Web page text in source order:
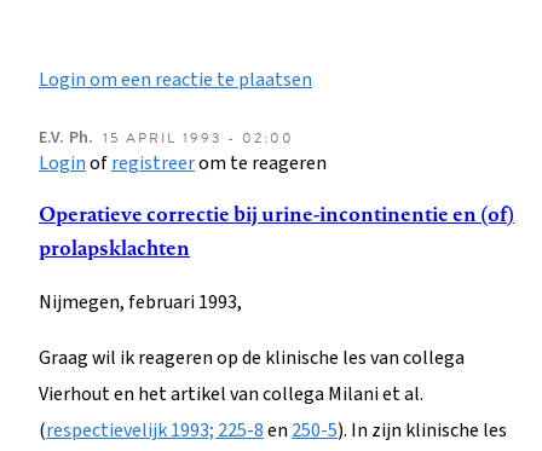
Login om een reactie te plaatsen
E.V. Ph. 15 APRIL 1993 - 02:00
Loginofregistreerom te reageren
Operatieve correctie bij urine-incontinentie en (of)
prolapsklachten
Nijmegen, februari 1993,
Graag wil ik reageren op de klinische les van collega
Vierhout en het artikel van collega Milani et al.
(respectievelijk 1993; 225-8en250-5). In zijn klinische les